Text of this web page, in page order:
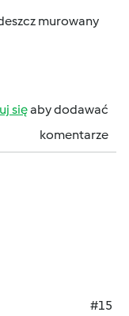
murowany
sięaby dodawać
komentarze
#15